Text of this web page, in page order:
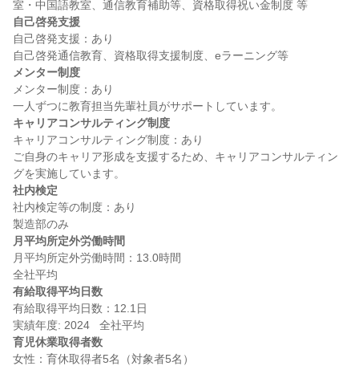
自己啓発支援
自己啓発支援：あり
メンター制度
メンター制度：あり
キャリアコンサルティング制度
キャリアコンサルティング制度：あり
ご自身のキャリア形成を支援するため、キャリアコンサルティン
社内検定
社内検定等の制度：あり
月平均所定外労働時間
月平均所定外労働時間：13.0時間
有給取得平均日数
有給取得平均日数：12.1日
育児休業取得者数
女性：育休取得者5名（対象者5名）